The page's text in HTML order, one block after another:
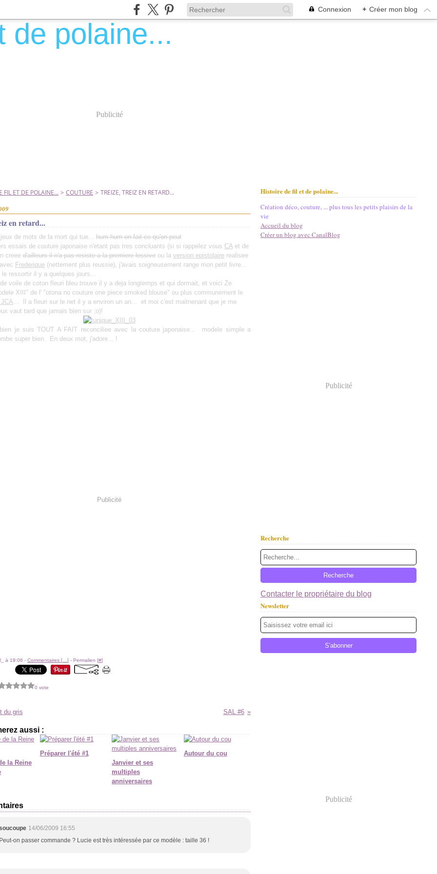
Connexion + Créer mon blog
Publicité
FIL ET DE POLAINE... > COUTURE > TREIZE, TREIZ EN RETARD...
en retard...
de mots de la mort qui tue... hum hum on fait ce qu'on peut
essais de couture japonaise n'etant pas tres concluants (si si rappelez vous CA et de
creee d'ailleurs il n'a pas resiste a la premiere lessive ou la version epistolaire realisee
Frederique (nettement plus reussie), j'avais soigneusement range mon petit livre...
le ressortir il y a quelques jours...
voile de coton fleuri bleu trouve il y a deja longtemps et qui dormait, et voici Ze
XIII" de l' "otona no couture one piece smoked blouse" ou plus communement le
... Il a fleuri sur le net il y a environ un an... et moi c'est maitnenant que je me
vaut tard que jamais bien sur ;o)!
je suis TOUT A FAIT reconciliee avec la couture japonaise... modele simple a
super bien. En deux mot, j'adore... !
Publicité
à 19:06 - Commentaires [ ] - Permalien [#]
0 vote
du gris SAL #6
aussi :
la Reine
Préparer l'été #1
Janvier et ses
multiples
anniversaires
Autour du cou
14/06/2009 16:55
Peut-on passer commande ? Lucie est très intéressée par ce modèle : taille 36 !
Histoire de fil et de polaine...
Création déco, couture, ... plus tous les petits plaisirs de la
vie
Accueil du blog
Créer un blog avec CanalBlog
Publicité
Recherche
Contacter le propriétaire du blog
Newsletter
Publicité